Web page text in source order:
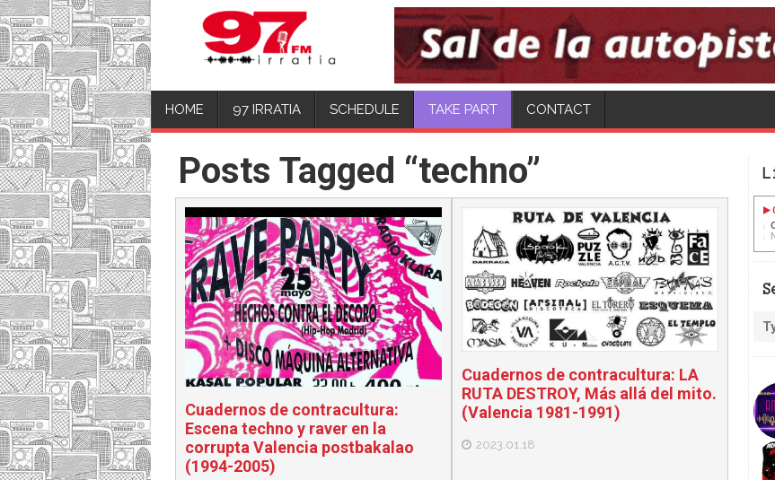
HOME 97 IRRATIA SCHEDULE CONTACT
Posts Tagged “techno”
Cuadernos de contracultura:
Escena techno y raver en la
corrupta Valencia postbakalao
(1994-2005)
Cuadernos de contracultura: LA
RUTA DESTROY, Más allá del mito.
(Valencia 1981-1991)
2023.01.18